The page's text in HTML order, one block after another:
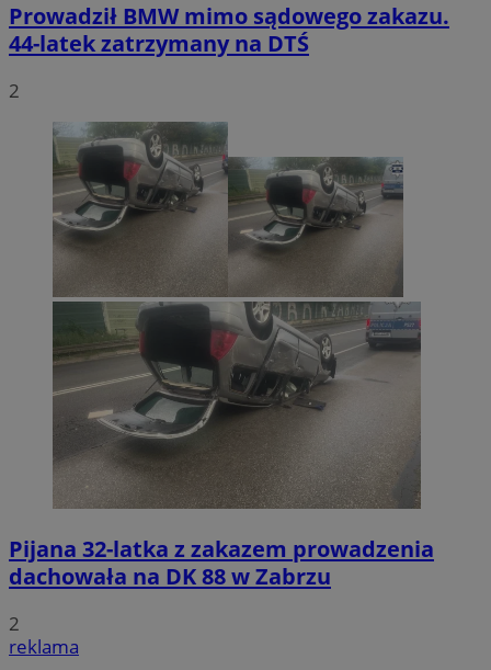
Prowadził BMW mimo sądowego zakazu.
44-latek zatrzymany na DTŚ
2
Pijana 32-latka z zakazem prowadzenia
dachowała na DK 88 w Zabrzu
2
reklama